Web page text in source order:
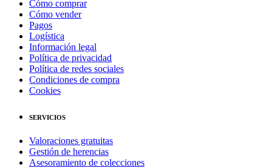
Cómo comprar
Cómo vender
Pagos
Logística
Información legal
Política de privacidad
Política de redes sociales
Condiciones de compra
Cookies
SERVICIOS
Valoraciones gratuitas
Gestión de herencias
Asesoramiento de colecciones